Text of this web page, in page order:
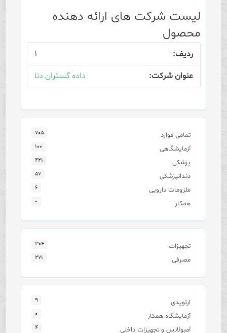
لیست شرکت های ارائه دهنده
محصول
۱
داده گستران دنا
تمامی موارد ۷۰۵
آزمایشگاهی ۱۰۰
پزشکی ۴۲۱
دندانپزشکی ۵۷
ملزومات دارویی ۶
همکار ۰
تجهیزات ۳۰۴
مصرفی ۲۷۱
ارتوپدی ۹
آزمایشگاه همکار ۰
آمبولانس و تجهیزات داخلی ۴